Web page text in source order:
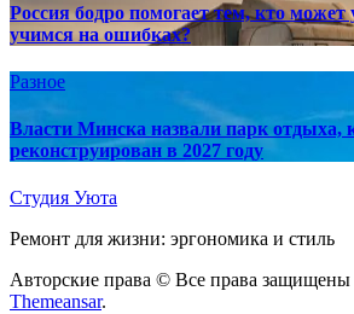
Россия бодро помогает тем, кто может
учимся на ошибках?
Разное
Власти Минска назвали парк отдыха,
реконструирован в 2027 году
Студия Уюта
Ремонт для жизни: эргономика и стиль
Авторские права © Все права защищены
Themeansar.